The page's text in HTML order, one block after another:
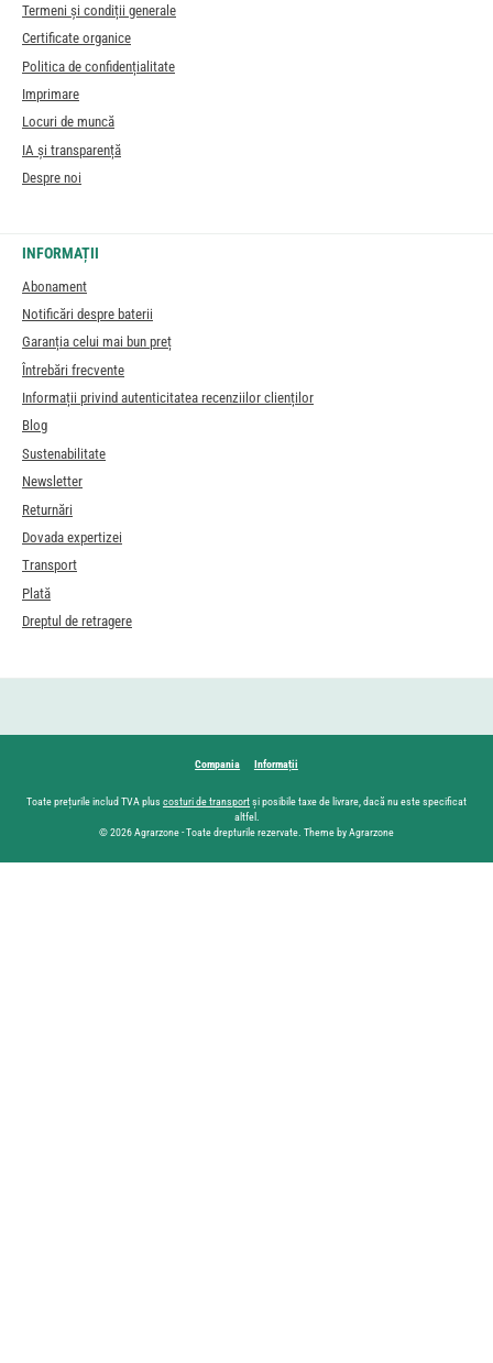
Termeni și condiții generale
Certificate organice
Politica de confidențialitate
Imprimare
Locuri de muncă
IA și transparență
Despre noi
INFORMAȚII
Abonament
Notificări despre baterii
Garanția celui mai bun preț
Întrebări frecvente
Informații privind autenticitatea recenziilor clienților
Blog
Sustenabilitate
Newsletter
Returnări
Dovada expertizei
Transport
Plată
Dreptul de retragere
Compania Informații
Toate prețurile includ TVA plus costuri de transportși posibile taxe de livrare, dacă nu este specificat
altfel.
© 2026 Agrarzone - Toate drepturile rezervate. Theme by Agrarzone